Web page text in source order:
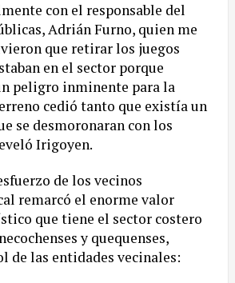
con el responsable del
Adrián Furno, quien me
que retirar los juegos
en el sector porque
peligro inminente para la
cedió tanto que existía un
se desmoronaran con los
Irigoyen.
de los vecinos
remarcó el enorme valor
que tiene el sector costero
y quequenses,
de las entidades vecinales: